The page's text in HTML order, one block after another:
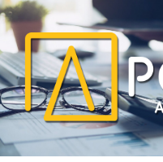
Blog Portal